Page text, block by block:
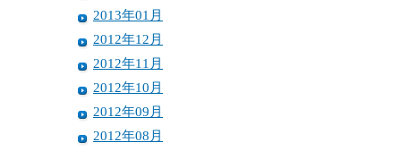
2013年01月
2012年12月
2012年11月
2012年10月
2012年09月
2012年08月